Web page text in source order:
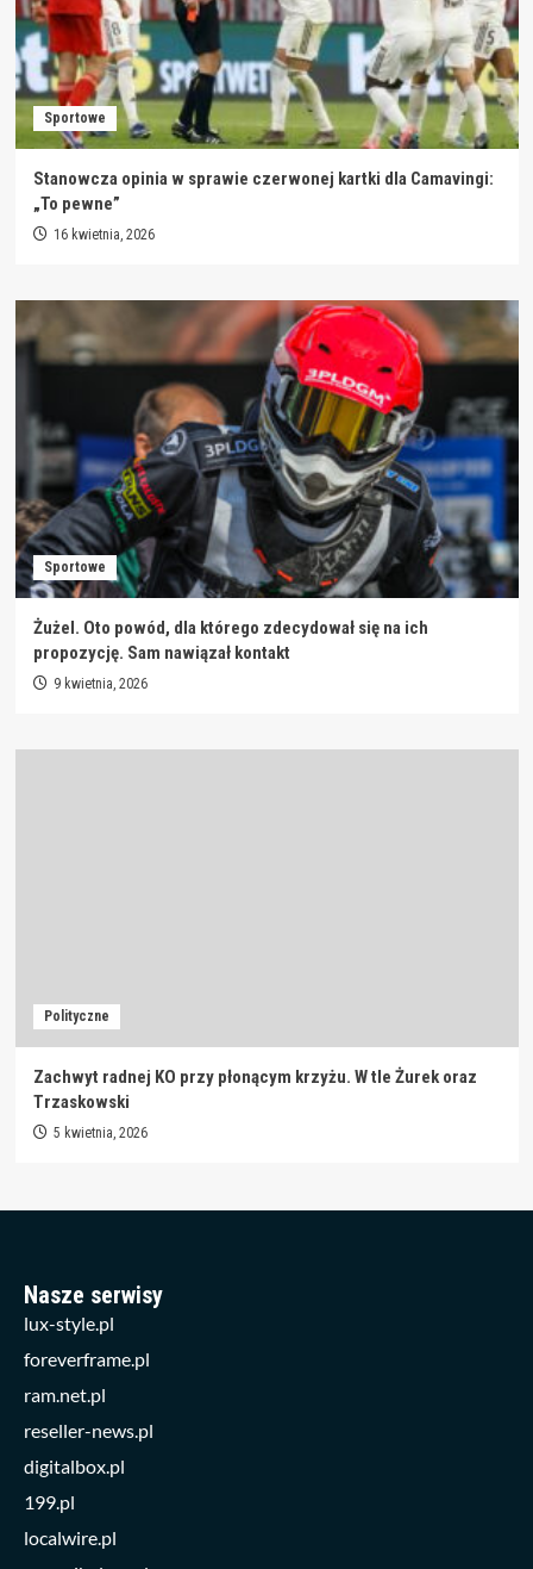
Sportowe
Stanowcza opinia w sprawie czerwonej kartki dla Camavingi:
„To pewne”
16 kwietnia, 2026
Sportowe
Żużel. Oto powód, dla którego zdecydował się na ich
propozycję. Sam nawiązał kontakt
9 kwietnia, 2026
Polityczne
Zachwyt radnej KO przy płonącym krzyżu. W tle Żurek oraz
Trzaskowski
5 kwietnia, 2026
Nasze serwisy
lux-style.pl
foreverframe.pl
ram.net.pl
reseller-news.pl
digitalbox.pl
199.pl
localwire.pl